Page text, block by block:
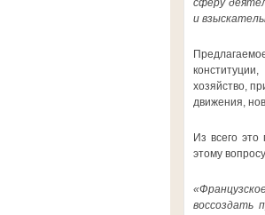
сферу
и
хозяйство,
движения,
Из всего
этому
воссоздать